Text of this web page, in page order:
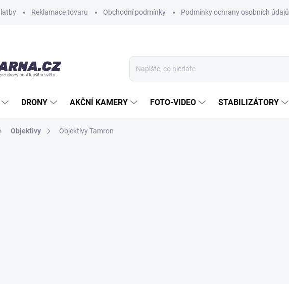
Reklamace tovaru Obchodní podmínky Podmínky ochrany osobních údajů
DRONY AKČNÍ KAMERY FOTO-VIDEO STABILIZÁTORY
Objektivy Objektivy Tamron